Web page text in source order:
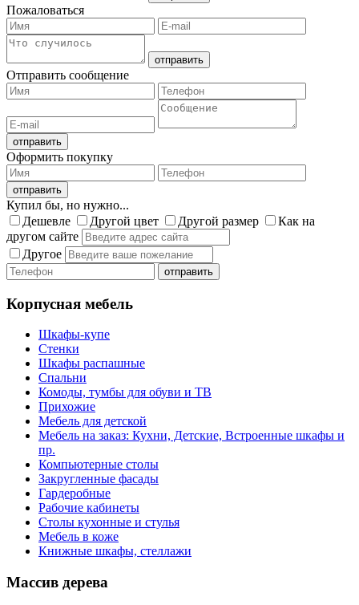
Пожаловаться
Отправить сообщение
Оформить покупку
Купил бы, но нужно...
Дешевле
Другой цвет Другой размер
Как на
другом сайте
Другое
Корпусная мебель
Шкафы-купе
Стенки
Шкафы распашные
Спальни
Комоды, тумбы для обуви и ТВ
Прихожие
Мебель для детской
Мебель на заказ: Кухни, Детские, Встроенные шкафы и
пр.
Компьютерные столы
Закругленные фасады
Гардеробные
Рабочие кабинеты
Столы кухонные и стулья
Мебель в коже
Книжные шкафы, стеллажи
Массив дерева